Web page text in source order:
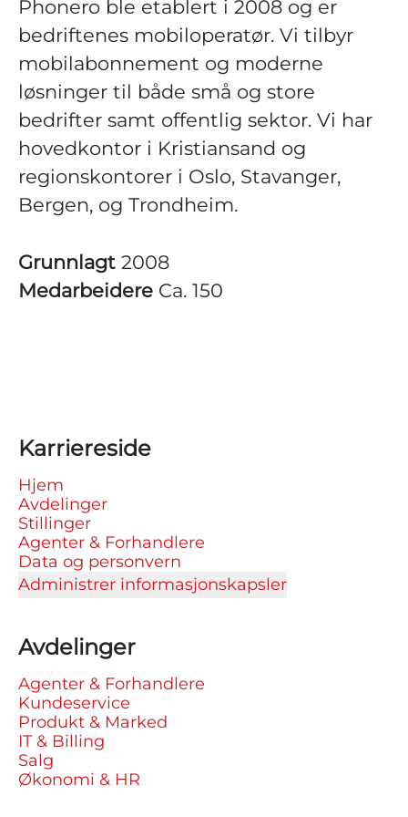
Phonero ble etablert i 2008 og er
bedriftenes mobiloperatør. Vi tilbyr
mobilabonnement og moderne
løsninger til både små og store
bedrifter samt offentlig sektor. Vi har
hovedkontor i Kristiansand og
regionskontorer i Oslo, Stavanger,
Bergen, og Trondheim.
Grunnlagt 2008
Medarbeidere Ca. 150
Karriereside
Hjem
Avdelinger
Stillinger
Agenter & Forhandlere
Data og personvern
Administrer informasjonskapsler
Avdelinger
Agenter & Forhandlere
Kundeservice
Produkt & Marked
IT & Billing
Salg
Økonomi & HR